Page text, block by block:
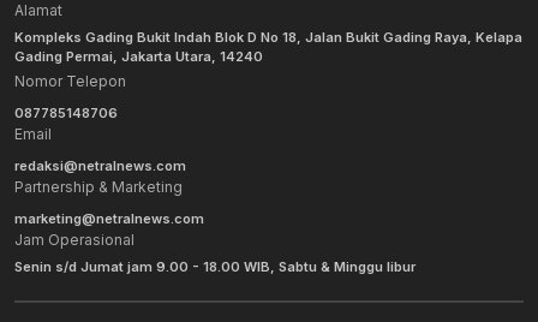
Alamat
Kompleks Gading Bukit Indah Blok D No 18, Jalan Bukit Gading Raya, Kelapa
Gading Permai, Jakarta Utara, 14240
Nomor Telepon
087785148706
Email
redaksi@netralnews.com
Partnership & Marketing
marketing@netralnews.com
Jam Operasional
Senin s/d Jumat jam 9.00 - 18.00 WIB, Sabtu & Minggu libur